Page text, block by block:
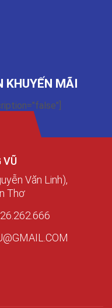
KHUYẾN MÃI
VŨ
Văn Linh),
Thơ